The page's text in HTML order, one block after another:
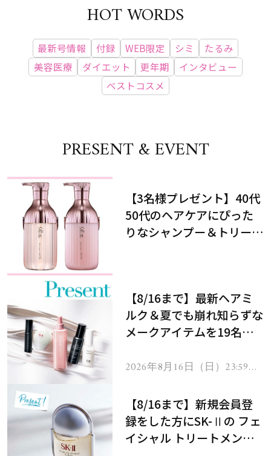
HOT WORDS
最新号情報 付録 WEB限定 シミ
たるみ
美容医療
ダイエット 更年期
インタビュー
ベストコスメ
PRESENT & EVENT
【3名様プレゼント】40代
50代のヘアケアにぴった
りなシャンプー＆トリート
【8/16まで】最新ヘアミ
ルク＆夏でも崩れ知らずな
メークアイテムを19名様
2026年8月16日（日）23:59ま
【8/16まで】新規会員登
録をした方にSK-Ⅱの フェ
イシャル トリートメント